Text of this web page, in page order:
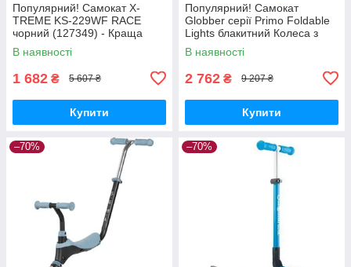
Популярний! Самокат X-
TREME KS-229WF RACE
чорний (127349) - Краща
якість тільки на
Nukleon.com.ua
В наявності
1 682 ₴ 5 607 ₴
Купити
Популярний! Самокат
Globber серії Primo Foldable
Lights блакитний Колеса з
підсвічуванням (432-101-3) -
Краща якість тільки на
В наявності
2 762 ₴ 9 207 ₴
Купити
–70% –70%